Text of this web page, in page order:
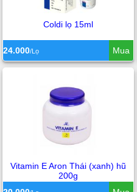
Coldi lọ 15ml
24.000/Lọ Mua
Vitamin E Aron Thái (xanh) hũ
200g